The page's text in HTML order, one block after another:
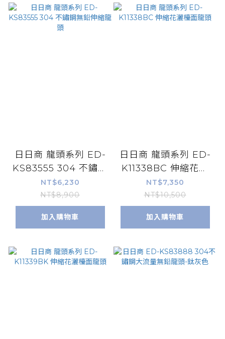
日日商 龍頭系列 ED-
KS83555 304 不鏽鋼
無鉛伸縮龍頭
NT$6,230
NT$8,900
加入購物車
日日商 龍頭系列 ED-
K11338BC 伸縮花灑
檯面龍頭
NT$7,350
NT$10,500
加入購物車